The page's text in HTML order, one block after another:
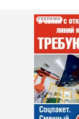
РЕКЛАМА